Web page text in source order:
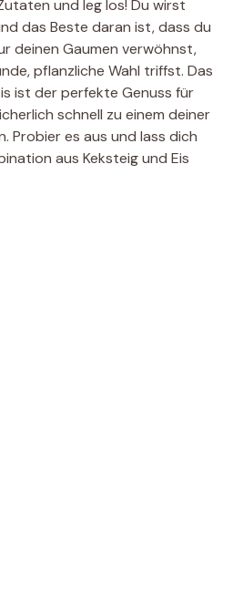
und leg los! Du wirst
das Beste daran ist, dass du
deinen Gaumen verwöhnst,
pflanzliche Wahl triffst. Das
ist der perfekte Genuss für
schnell zu einem deiner
Probier es aus und lass dich
aus Keksteig und Eis